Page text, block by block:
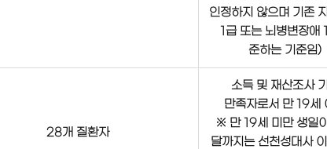
인정하지 않으며 기존
1급 또는 뇌병변장애
준하는 기준임)
28개 질환자
소득 및 재산조사
만족자로서 만 19세
※ 만 19세 미만 생일
달까지는 선천성대사